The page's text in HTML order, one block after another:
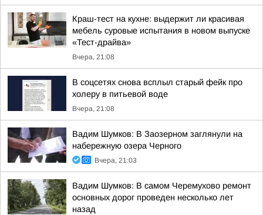
Краш-тест на кухне: выдержит ли красивая
мебель суровые испытания в новом выпуске
«Тест-драйва»
Вчера, 21:08
В соцсетях снова всплыл старый фейк про
холеру в питьевой воде
Вчера, 21:08
Вадим Шумков: В Заозерном заглянули на
набережную озера Черного
Вчера, 21:03
Вадим Шумков: В самом Черемухово ремонт
основных дорог проведен несколько лет
назад